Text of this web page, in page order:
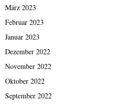
März 2023
Februar 2023
Januar 2023
Dezember 2022
November 2022
Oktober 2022
September 2022